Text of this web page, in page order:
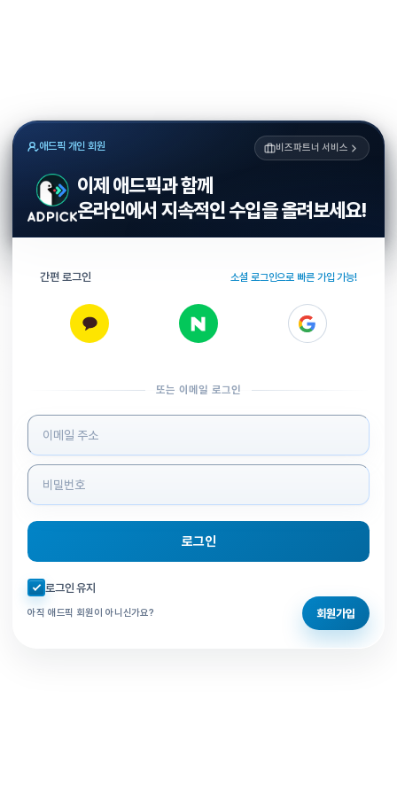
애드픽 개인 회원 비즈파트너 서비스
이제 애드픽과 함께
온라인에서 지속적인 수입을 올려보세요!
간편 로그인 소셜 로그인으로 빠른 가입 가능!
또는 이메일 로그인
로그인 정보 입력
로그인
자동로그인 체크
로그인 유지
아직 애드픽 회원이 아니신가요? 회원가입